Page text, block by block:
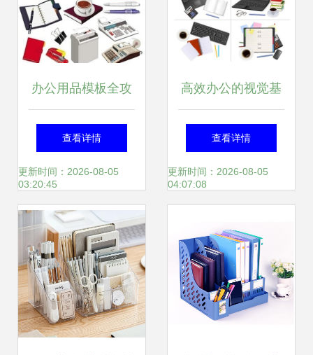
办公用品模板全攻
略 免费下载、设计
素材与高效使用指
南
查看详情
更新时间：2026-08-05
03:20:45
高效办公的视觉基
石 办公用品与设备
矢量素材指南
查看详情
更新时间：2026-08-05
04:07:08